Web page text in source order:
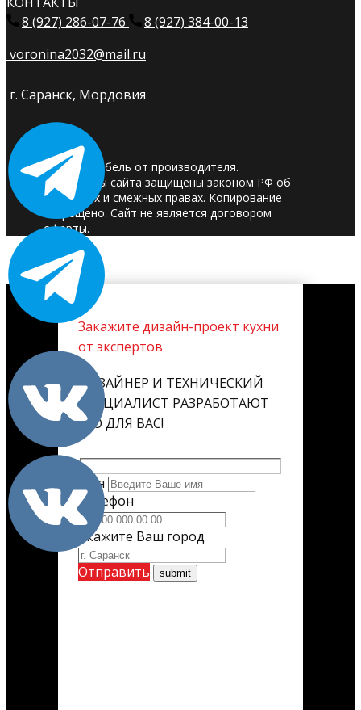
8 (927) 286-07-76
8 (927) 384-00-13
voronina2032@mail.ru
г. Саранск, Мордовия
© 2025. Мебель от производителя.
Материалы сайта защищены законом РФ об
авторских и смежных правах. Копирование
запрещено. Сайт не является договором
оферты.
Закажите дизайн-проект кухни
от экспертов
ДИЗАЙНЕР И ТЕХНИЧЕСКИЙ
СПЕЦИАЛИСТ РАЗРАБОТАЮТ
ЕГО ДЛЯ ВАС!
Имя
Телефон
Укажите Ваш город
Отправить